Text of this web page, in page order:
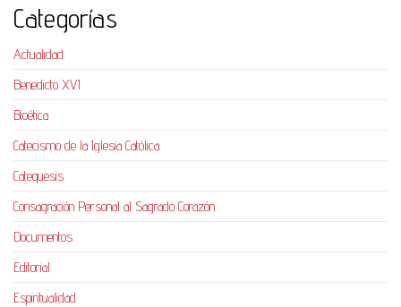
Categorías
Actualidad
Benedicto XVI
Bioética
Catecismo de la Iglesia Católica
Catequesis
Consagración Personal al Sagrado Corazón
Documentos
Editorial
Espiritualidad